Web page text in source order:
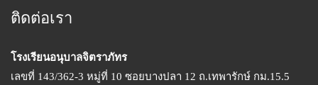
ติดต่อเรา
โรงเรียนอนุบาลจิตราภัทร
เลขที่ 143/362-3 หมู่ที่ 10 ซอยบางปลา 12 ถ.เทพารักษ์ กม.15.5